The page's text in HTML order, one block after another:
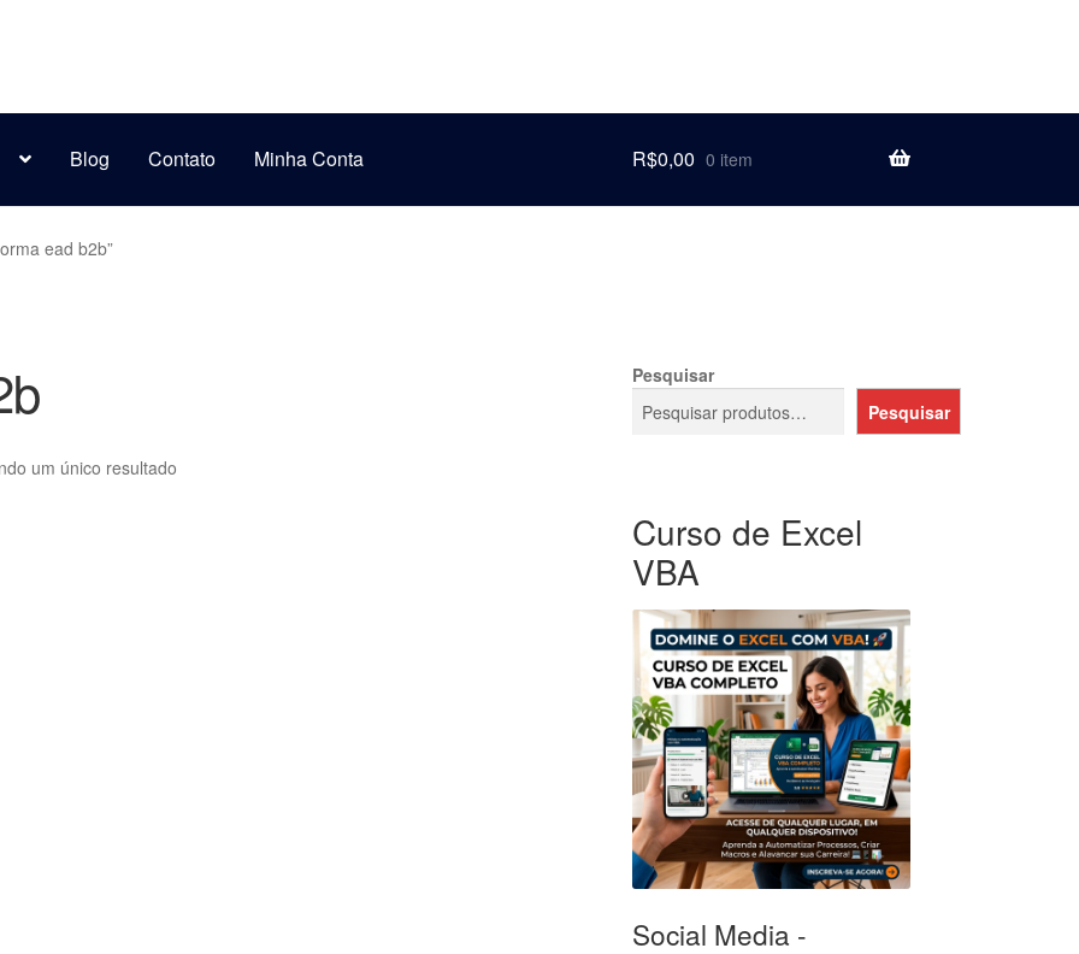
Blog Contato Minha Conta R$0,00 0 item
ead b2b”
um único resultado
Pesquisar
Pesquisar
Curso de Excel
VBA
Social Media -